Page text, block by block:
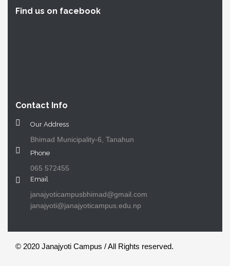
Find us on facebook
Contact Info
Our Address
Bhimad Municipality-6, Tanahun
Phone
065 572455
Email
janajyoticampusbhimad@gmail.com
janajyoti@janajyoticampus.edu.np
© 2020 Janajyoti Campus / All Rights reserved.